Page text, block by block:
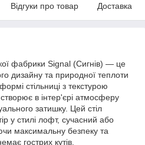
Відгуки про товар Доставка
фабрики Signal (Сигнів) — це
дизайну та природної теплоти
стільниці з текстурою
в інтер'єрі атмосферу
затишку. Цей стіл
у стилі лофт, сучасний або
максимальну безпеку та
гострих кутів.